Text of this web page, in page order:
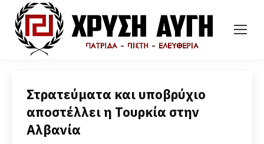
Στρατεύματα και υποβρύχιο
αποστέλλει η Τουρκία στην
Αλβανία